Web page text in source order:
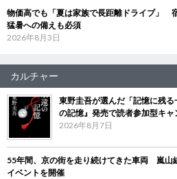
物価高でも「夏は家族で長距離ドライブ」
猛暑への備えも必須
2026年8月3日
カルチャー
東野圭吾が選んだ「記憶に残
の記憶』発売で読者参加型キャ
2026年8月7日
55年間、京の街を走り続けてきた車両 嵐山
イベントを開催